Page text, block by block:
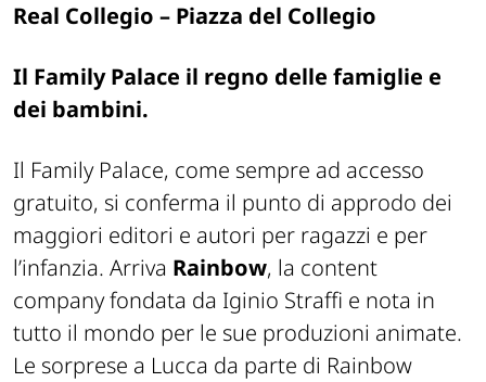
Real Collegio – Piazza del Collegio
Il Family Palace il regno delle famiglie e
dei bambini.
Il Family Palace, come sempre ad accesso
gratuito, si conferma il punto di approdo dei
maggiori editori e autori per ragazzi e per
l’infanzia. Arriva Rainbow, la content
company fondata da Iginio Straffi e nota in
tutto il mondo per le sue produzioni animate.
Le sorprese a Lucca da parte di Rainbow